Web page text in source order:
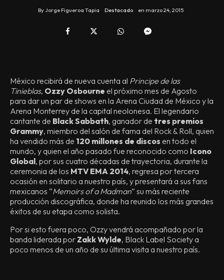
By Jorge Figueroa Tapia Destacado en marzo 24, 2015
México recibirá de nueva cuenta al Principe de las
Tinieblas, Ozzy Osbourne el próximo mes de Agosto
para dar un par de shows en la Arena Ciudad de México y la
Arena Monterrey de la capital neolonesa. El legendario
cantante de Black Sabbath, ganador de tres premios
Grammy, miembro del salón de fama del Rock & Roll, quien
ha vendido más de 120 millones de discos en todo el
mundo, y quien el año pasado fue reconocido como Icono
Global, por sus cuatro décadas de trayectoria, durante la
ceremonia de los MTV EMA 2014, regresa por tercera
ocasión en solitario a nuestro país, y presentará a sus fans
mexicanos “Memoirs of a Madman” su más reciente
producción discográfica, donde ha reunido los más grandes
éxitos de su etapa como solista.
Por si esto fuera poco, Ozzy vendrá acompañado por la
banda liderada por Zakk Wylde, Black Label Society a
poco menos de un año de su última visita a nuestro país.